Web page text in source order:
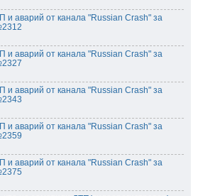
и аварий от канала "Russian Crash" за
и аварий от канала "Russian Crash" за
и аварий от канала "Russian Crash" за
и аварий от канала "Russian Crash" за
и аварий от канала "Russian Crash" за